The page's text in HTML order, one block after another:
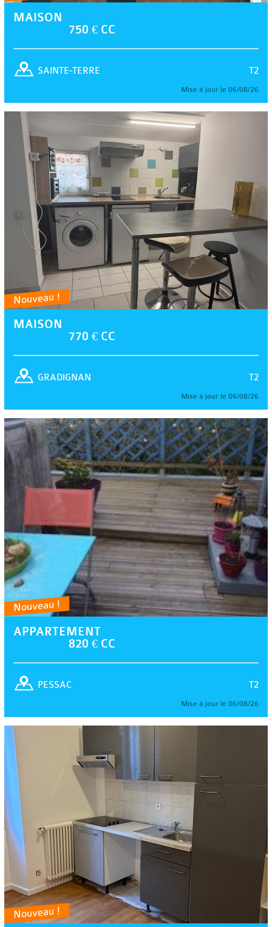
MAISON
750 € CC
T2
SAINTE-TERRE
Mise à jour le 06/08/26
Nouveau !
MAISON
770 € CC
T2
GRADIGNAN
Mise à jour le 06/08/26
Nouveau !
APPARTEMENT
820 € CC
T2
PESSAC
Mise à jour le 06/08/26
Nouveau !